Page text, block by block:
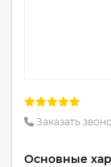
Заказать
Основные